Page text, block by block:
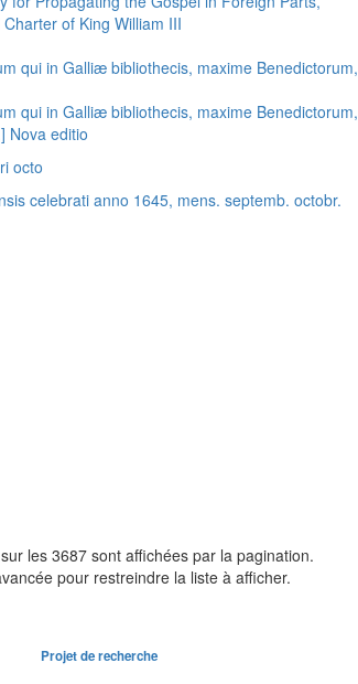
of King William III
qui in Galliæ bibliothecis, maxime Benedictorum,
qui in Galliæ bibliothecis, maxime Benedictorum,
Nova editio
octo
celebrati anno 1645, mens. septemb. octobr.
les 3687 sont affichées par la pagination.
pour restreindre la liste à afficher.
Projet de recherche